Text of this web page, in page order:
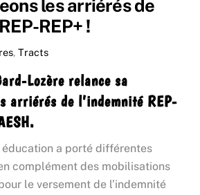
les arriérés de
REP+ !
,Tracts
Lozère relance sa
arriérés de l’indemnité REP-
éducation a porté différentes
complément des mobilisations
le versement de l’indemnité